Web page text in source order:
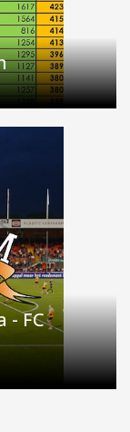
- FC